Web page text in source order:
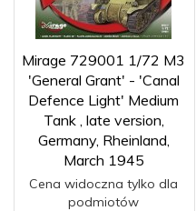
Mirage 729001 1/72 M3
'General Grant' - 'Canal
Defence Light' Medium
Tank , late version,
Germany, Rheinland,
March 1945
Cena widoczna tylko dla
podmiotów